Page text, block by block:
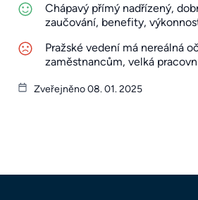
Chápavý přímý nadřízený,
zaučování, benefity,
Pražské vedení má nereálná
zaměstnancům, velká
Zveřejněno 08. 01. 2025